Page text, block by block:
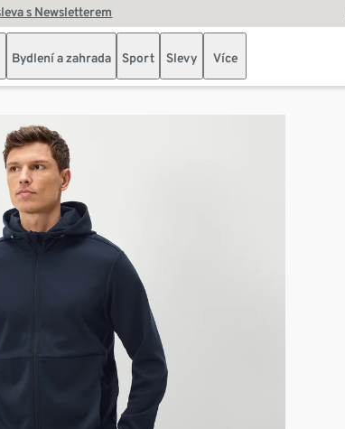
s Newsletterem
Bydlení a zahrada Sport Slevy Více